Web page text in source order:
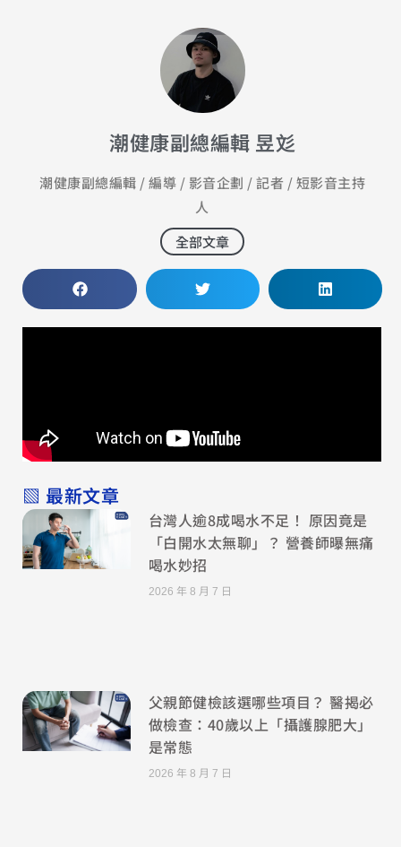
潮健康副總編輯 昱彣
潮健康副總編輯 / 編導 / 影音企劃 / 記者 / 短影音主持
人
全部文章
▧ 最新文章
台灣人逾8成喝水不足！ 原因竟是
「白開水太無聊」？ 營養師曝無痛
喝水妙招
2026 年 8 月 7 日
父親節健檢該選哪些項目？ 醫揭必
做檢查：40歲以上「攝護腺肥大」
是常態
2026 年 8 月 7 日